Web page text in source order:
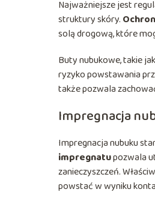
Najważniejsze jest
struktury skóry.
solą drogową, które
Buty nubukowe, takie jak
ryzyko powstawania
także pozwala
Impregnacja
Impregnacja nubuku
impregnatupozwala
zanieczyszczeń.
powstać w wyniku